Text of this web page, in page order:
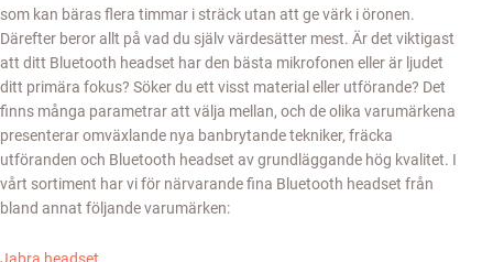
som kan bäras flera timmar i sträck utan att ge värk i öronen.
Därefter beror allt på vad du själv värdesätter mest. Är det viktigast
att ditt Bluetooth headset har den bästa mikrofonen eller är ljudet
ditt primära fokus? Söker du ett visst material eller utförande? Det
finns många parametrar att välja mellan, och de olika varumärkena
presenterar omväxlande nya banbrytande tekniker, fräcka
utföranden och Bluetooth headset av grundläggande hög kvalitet. I
vårt sortiment har vi för närvarande fina Bluetooth headset från
bland annat följande varumärken: